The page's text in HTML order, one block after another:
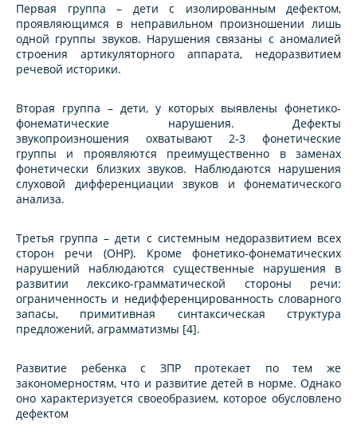
Первая группа – дети с изолированным дефектом,
проявляющимся в неправильном произношении лишь
одной группы звуков. Нарушения связаны с аномалией
строения артикуляторного аппарата, недоразвитием
речевой историки.
Вторая группа – дети, у которых выявлены фонетико-
фонематические нарушения. Дефекты
звукопроизношения охватывают 2-3 фонетические
группы и проявляются преимущественно в заменах
фонетически близких звуков. Наблюдаются нарушения
слуховой дифференциации звуков и фонематического
анализа.
Третья группа –дети с системным недоразвитием всех
сторон речи (ОНР). Кроме фонетико-фонематических
нарушений наблюдаются существенные нарушения в
развитии лексико-грамматической стороны речи:
ограниченность и недифференцированность словарного
запасы, примитивная синтаксическая структура
предложений, аграмматизмы [4].
Развитие ребенка с ЗПР протекает по тем же
закономерностям, что и развитие детей в норме. Однако
оно характеризуется своеобразием, которое обусловлено
дефектом